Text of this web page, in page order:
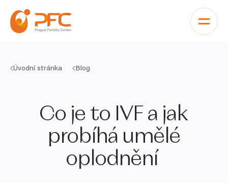
Úvodní stránka Blog
Co je to IVF a jak
probíhá umělé
oplodnění